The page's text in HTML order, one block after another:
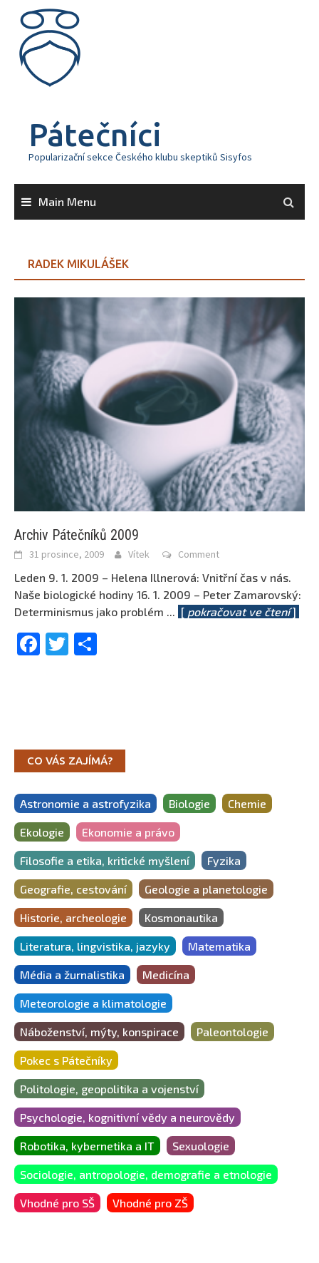
content
Pátečníci
Popularizační sekce Českého klubu skeptiků Sisyfos
Main Menu
RADEK MIKULÁŠEK
Archiv Pátečníků 2009
31 prosince, 2009 Vítek Comment
Leden 9. 1. 2009 – Helena Illnerová: Vnitřní čas v nás.
Naše biologické hodiny 16. 1. 2009 – Peter Zamarovský:
Determinismus jako problém ... [ pokračovat ve čtení]
Facebook
Twitter
CO VÁS ZAJÍMÁ?
Astronomie a astrofyzika Biologie Chemie
Ekologie Ekonomie a právo
Filosofie a etika, kritické myšlení Fyzika
Geografie, cestování Geologie a planetologie
Historie, archeologie Kosmonautika
Literatura, lingvistika, jazyky Matematika
Média a žurnalistika Medicína
Meteorologie a klimatologie
Náboženství, mýty, konspirace Paleontologie
Pokec s Pátečníky
Politologie, geopolitika a vojenství
Psychologie, kognitivní vědy a neurovědy
Robotika, kybernetika a IT Sexuologie
Sociologie, antropologie, demografie a etnologie
Vhodné pro SŠ Vhodné pro ZŠ